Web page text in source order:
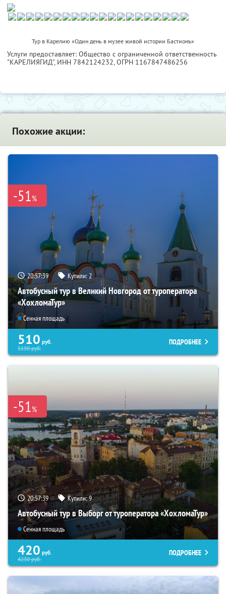
Тур в Карелию «Один день в музее живой истории Бастионъ»
Услуги предоставляет: Общество с ограниченной ответственность
"КАРЕЛИЯГИД", ИНН 7842124232, ОГРН 1167847486256
Похожие акции:
-51%
20:57:37 Купили:2
Автобусный тур в Великий Новгород от туроператора
«ХохломаТур»
Сенная площадь
510 руб.
5190руб.
ПОДРОБНЕЕ
-51%
20:57:37 Купили:9
Автобусный тур в Выборг от туроператора «ХохломаТур»
Сенная площадь
420 руб.
4230руб.
ПОДРОБНЕЕ